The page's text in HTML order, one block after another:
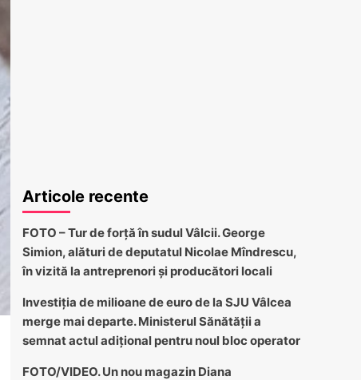
Articole recente
FOTO – Tur de forță în sudul Vâlcii. George
Simion, alături de deputatul Nicolae Mîndrescu,
în vizită la antreprenori și producători locali
Investiția de milioane de euro de la SJU Vâlcea
merge mai departe. Ministerul Sănătății a
semnat actul adițional pentru noul bloc operator
FOTO/VIDEO. Un nou magazin Diana